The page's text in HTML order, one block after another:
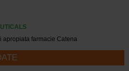
apropiata farmacie Catena